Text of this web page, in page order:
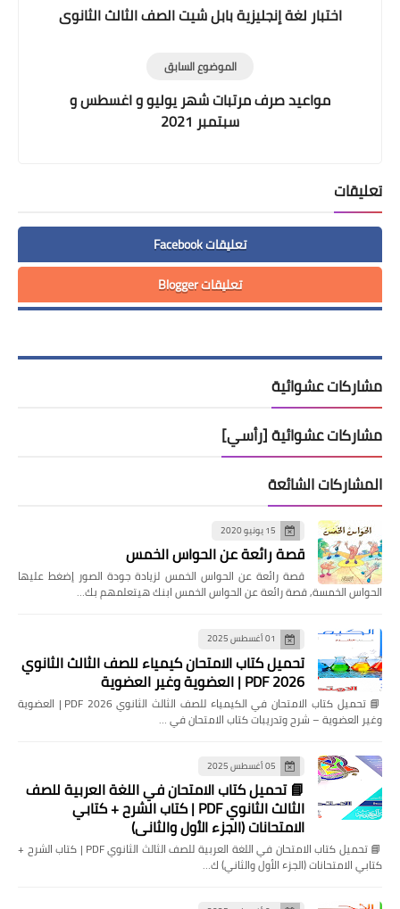
اختبار لغة إنجليزية بابل شيت الصف الثالث الثانوى
الموضوع السابق
مواعيد صرف مرتبات شهر يوليو و اغسطس و
سبتمبر 2021
تعليقات
تعليقات Facebook
تعليقات Blogger
مشاركات عشوائية
مشاركات عشوائية [رأسي]
المشاركات الشائعة
15 يونيو 2020
قصة رائعة عن الحواس الخمس
قصة رائعة عن الحواس الخمس لزيادة جودة الصور إضغط عليها
الحواس الخمسة, قصة رائعة عن الحواس الخمس ابنك هيتعلمهم بك…
01 أغسطس 2025
تحميل كتاب الامتحان كيمياء للصف الثالث الثانوي
2026 PDF | العضوية وغير العضوية
📘 تحميل كتاب الامتحان في الكيمياء للصف الثالث الثانوي 2026 PDF | العضوية
وغير العضوية – شرح وتدريبات كتاب الامتحان في …
05 أغسطس 2025
📘 تحميل كتاب الامتحان في اللغة العربية للصف
الثالث الثانوي PDF | كتاب الشرح + كتابي
الامتحانات (الجزء الأول والثاني)
📘 تحميل كتاب الامتحان في اللغة العربية للصف الثالث الثانوي PDF | كتاب الشرح +
كتابي الامتحانات (الجزء الأول والثاني) ك…